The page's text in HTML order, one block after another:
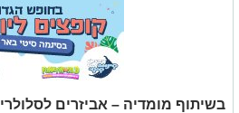
בשיתוף מומדיה – אביזרים לסלולרי